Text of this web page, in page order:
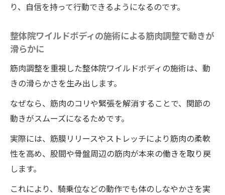
り、自信を持って行動できるようになるのです。
整体院ワイルドボディの施術による筋肉調整で動きが
滑らかに
筋肉調整を重視した整体院ワイルドボディの施術は、動
きの滑らかさを生み出します。
なぜなら、筋肉のコリや緊張を解消することで、関節の
動きがスムーズになるためです。
実際には、筋膜リリースやストレッチにより筋肉の柔軟
性を高め、股間や骨盤周辺の筋肉が本来の働きを取り戻
します。
これにより、騎乗位などの動作でも体のしなやかさを実